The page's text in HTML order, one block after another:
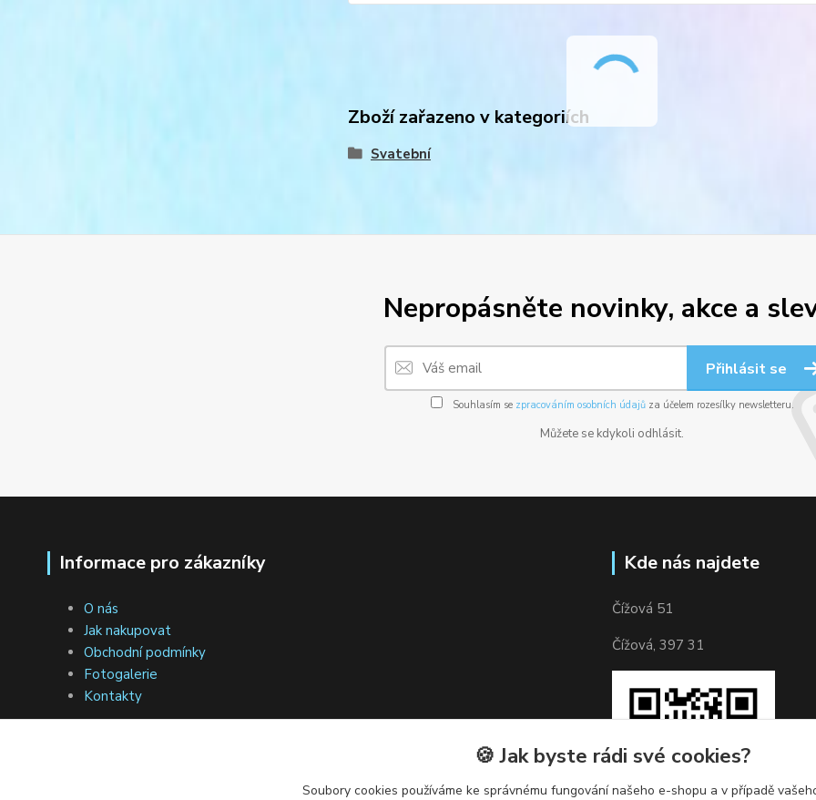
Zboží zařazeno v kategoriích
Svatební
Nepropásněte novinky, akce a
Přihlásit se
Souhlasím se zpracováním osobních údajůza účelem rozesílky newsletteru.
Můžete se kdykoli odhlásit.
Informace pro zákazníky
O nás
Jak nakupovat
Obchodní podmínky
Fotogalerie
Kontakty
Kde nás najdete
Čížová 51
Čížová, 397 31
🍪 Jak byste rádi své cookies?
Soubory cookies používáme ke správnému fungování našeho e-shopu a v případě